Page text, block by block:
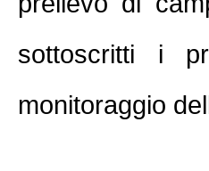
sottoscritti i
monitoraggio